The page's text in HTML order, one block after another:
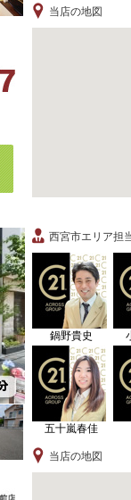
当店の地図
西宮市エリア担
鍋野貴史
五十嵐春佳
当店の地図